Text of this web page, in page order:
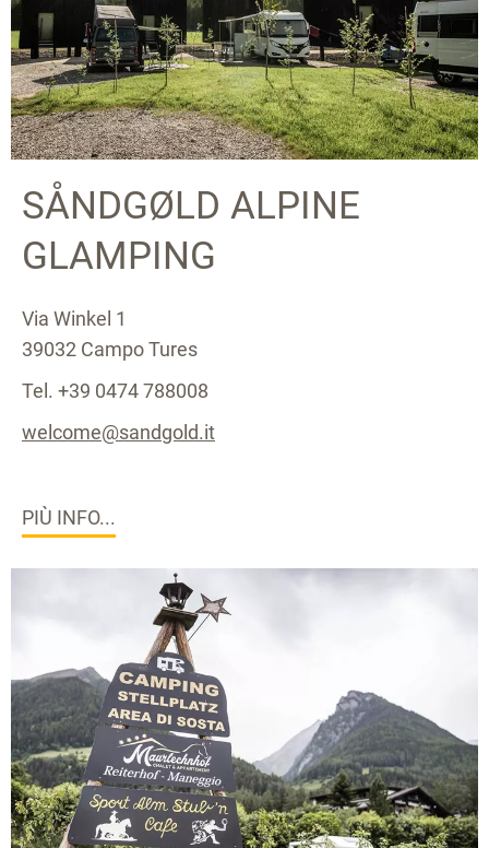
SÅNDGØLD ALPINE
GLAMPING
Via Winkel 1
39032 Campo Tures
Tel. +39 0474 788008
welcome@sandgold.it
PIÙ INFO...